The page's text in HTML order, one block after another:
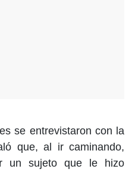
se entrevistaron con la
que, al ir caminando,
un sujeto que le hizo